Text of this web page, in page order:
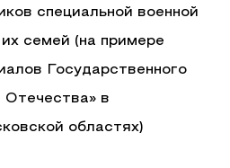
специальной военной
семей (на примере
Государственного
в
областях)